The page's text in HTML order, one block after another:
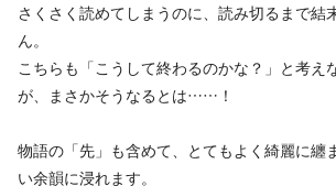
さくさく読めてしまうのに、読み切るまで結
ん。
こちらも「こうして終わるのかな？」と考え
が、まさかそうなるとは……！
物語の「先」も含めて、とてもよく綺麗に纏
い余韻に浸れます。